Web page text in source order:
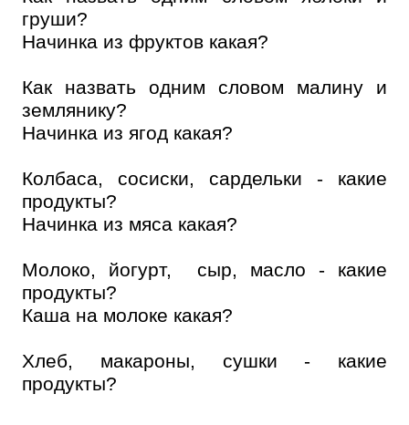
груши?
Начинка из фруктов какая?
Как назвать одним словом малину и
землянику?
Начинка из ягод какая?
Колбаса, сосиски, сардельки - какие
продукты?
Начинка из мяса какая?
Молоко, йогурт, сыр, масло - какие
продукты?
Каша на молоке какая?
Хлеб, макароны, сушки - какие
продукты?